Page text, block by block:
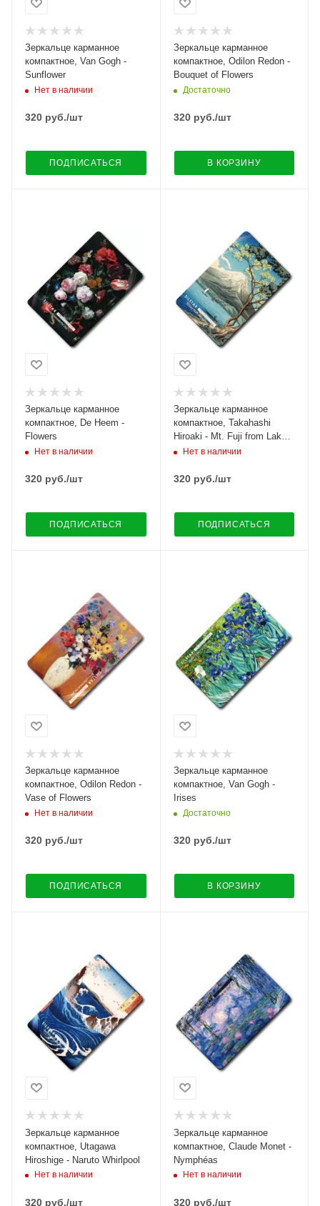
Зеркальце карманное
компактное, Van Gogh -
Sunflower
Нет в наличии
320 руб./шт
ПОДПИСАТЬСЯ
Зеркальце карманное
компактное, Odilon Redon -
Bouquet of Flowers
Достаточно
320руб./шт
В КОРЗИНУ
Зеркальце карманное
компактное, De Heem -
Flowers
Нет в наличии
320 руб./шт
ПОДПИСАТЬСЯ
Зеркальце карманное
компактное, Takahashi
Hiroaki - Mt. Fuji from Lake
Yamanaka
Нет в наличии
320руб./шт
ПОДПИСАТЬСЯ
Зеркальце карманное
компактное, Odilon Redon -
Vase of Flowers
Нет в наличии
320 руб./шт
ПОДПИСАТЬСЯ
Зеркальце карманное
компактное, Van Gogh -
Irises
Достаточно
320руб./шт
В КОРЗИНУ
Зеркальце карманное
компактное, Utagawa
Hiroshige - Naruto Whirlpool
Нет в наличии
320 руб./шт
Зеркальце карманное
компактное, Claude Monet -
Nymphéas
Нет в наличии
320руб./шт